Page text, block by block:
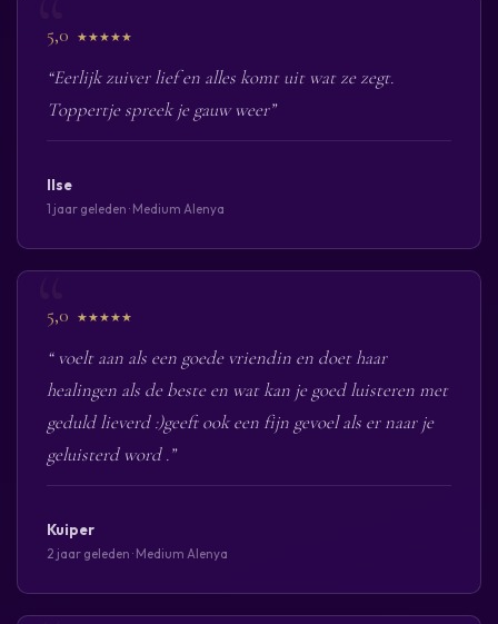
5,0 ★★★★★
“Eerlijk zuiver lief en alles komt uit wat ze zegt.
Toppertje spreek je gauw weer”
Ilse
1 jaar geleden · Medium Alenya
5,0 ★★★★★
“ voelt aan als een goede vriendin en doet haar
healingen als de beste en wat kan je goed luisteren met
geduld lieverd :)geeft ook een fijn gevoel als er naar je
geluisterd word .”
Kuiper
2 jaar geleden · Medium Alenya